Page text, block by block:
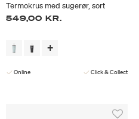
Termokrus med sugerør, sort
549,00 KR.
Online Click & Collect